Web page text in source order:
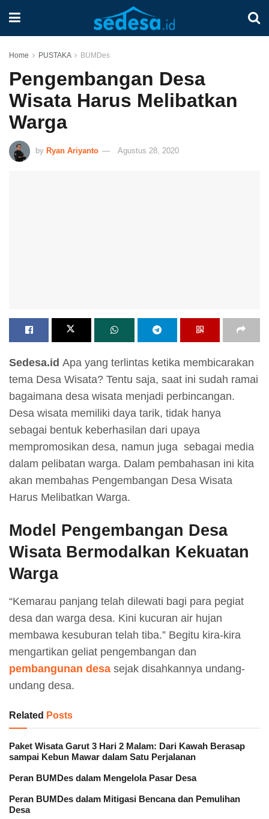
Home PUSTAKA BUMDes
Pengembangan Desa
Wisata Harus Melibatkan
Warga
by Ryan Ariyanto Agustus 28, 2020
Sedesa.id Apa yang terlintas ketika membicarakan
tema Desa Wisata? Tentu saja, saat ini sudah ramai
bagaimana desa wisata menjadi perbincangan.
Desa wisata memiliki daya tarik, tidak hanya
sebagai bentuk keberhasilan dari upaya
mempromosikan desa, namun juga sebagai media
dalam pelibatan warga. Dalam pembahasan ini kita
akan membahas Pengembangan Desa Wisata
Harus Melibatkan Warga.
Model Pengembangan Desa
Wisata Bermodalkan Kekuatan
Warga
“Kemarau panjang telah dilewati bagi para pegiat
desa dan warga desa. Kini kucuran air hujan
membawa kesuburan telah tiba.” Begitu kira-kira
mengartikan geliat pengembangan dan
pembangunan desa sejak disahkannya undang-
undang desa.
Related Posts
Paket Wisata Garut 3 Hari 2 Malam: Dari Kawah Berasap
sampai Kebun Mawar dalam Satu Perjalanan
Peran BUMDes dalam Mengelola Pasar Desa
Peran BUMDes dalam Mitigasi Bencana dan Pemulihan
Desa